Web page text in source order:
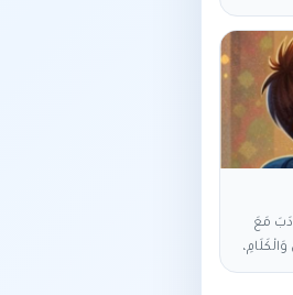
إِلَى
اسْمُهُ
الرَّجُلُ
مَعَ
عُمَرُ مَعَ